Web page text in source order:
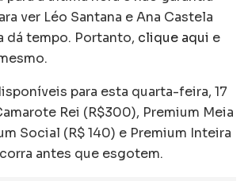
ver Léo Santana e Ana Castela
dá tempo. Portanto, clique aqui e
para esta quarta-feira, 17
Rei (R$300), Premium Meia
Social (R$ 140) e Premium Inteira
antes que esgotem.